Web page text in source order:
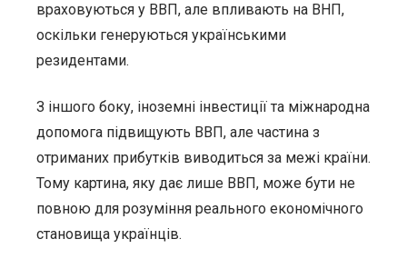
враховуються у ВВП, але впливають на ВНП,
оскільки генеруються українськими
резидентами.
З іншого боку, іноземні інвестиції та міжнародна
допомога підвищують ВВП, але частина з
отриманих прибутків виводиться за межі країни.
Тому картина, яку дає лише ВВП, може бути не
повною для розуміння реального економічного
становища українців.